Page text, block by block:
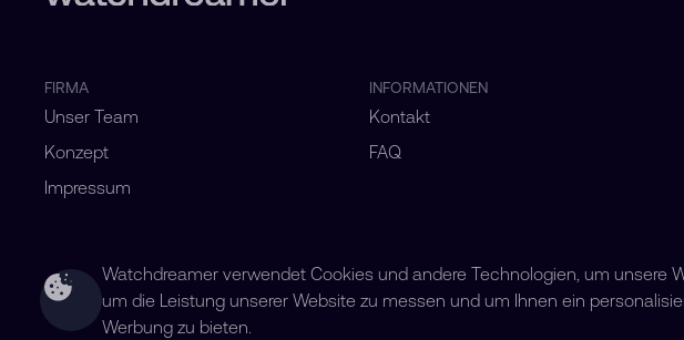
FIRMA
Unser Team
Konzept
Impressum
INFORMATIONEN
Kontakt
FAQ
Watchdreamer verwendet Cookies und andere Technologien, um unsere
um die Leistung unserer Website zu messen und um Ihnen ein
Werbung zu bieten.